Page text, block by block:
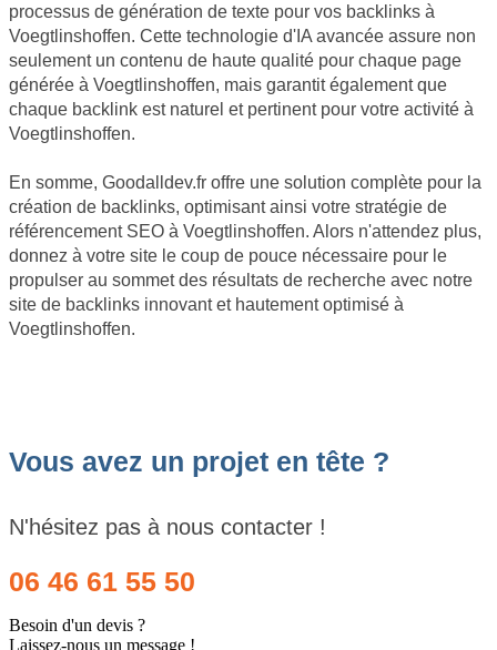
processus de génération de texte pour vos backlinks à
Voegtlinshoffen. Cette technologie d'IA avancée assure non
seulement un contenu de haute qualité pour chaque page
générée à Voegtlinshoffen, mais garantit également que
chaque backlink est naturel et pertinent pour votre activité à
Voegtlinshoffen.
En somme, Goodalldev.fr offre une solution complète pour la
création de backlinks, optimisant ainsi votre stratégie de
référencement SEO à Voegtlinshoffen. Alors n'attendez plus,
donnez à votre site le coup de pouce nécessaire pour le
propulser au sommet des résultats de recherche avec notre
site de backlinks innovant et hautement optimisé à
Voegtlinshoffen.
Vous avez un projet en tête ?
N'hésitez pas à nous contacter !
06 46 61 55 50
Besoin d'un devis ?
Laissez-nous un message !